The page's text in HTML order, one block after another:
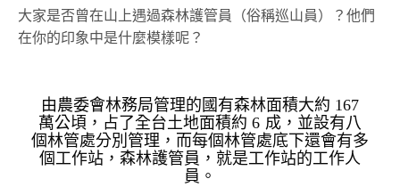
大家是否曾在山上遇過森林護管員（俗稱巡山員）？他們
在你的印象中是什麼模樣呢？
由農委會林務局管理的國有森林面積大約 167
萬公頃，占了全台土地面積約 6 成，並設有八
個林管處分別管理，而每個林管處底下還會有多
個工作站，森林護管員，就是工作站的工作人
員。